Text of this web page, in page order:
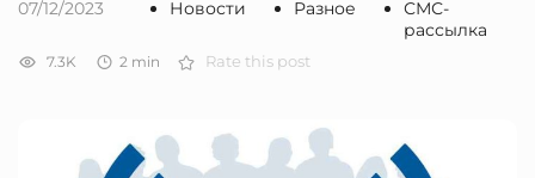
07/12/2023 Новости Разное
СМС-
рассылка
7.3K 2 min Rate this post